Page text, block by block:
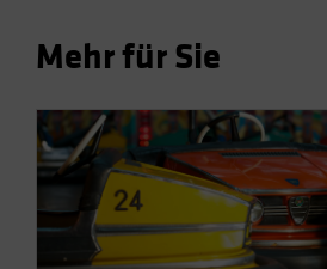
Mehr für Sie